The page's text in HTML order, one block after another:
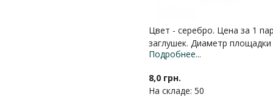
Цвет - серебро. Цена за 1
заглушек. Диаметр
Подробнее...
8,0 грн.
На складе: 50